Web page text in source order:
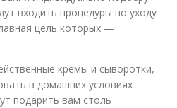
входить процедуры по уходу
цель которых —
кремы и сыворотки,
в домашних условиях
подарить вам столь